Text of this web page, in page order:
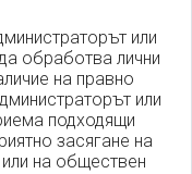
или
обработва лични
на правно
или
подходящи
засягане на
на обществен